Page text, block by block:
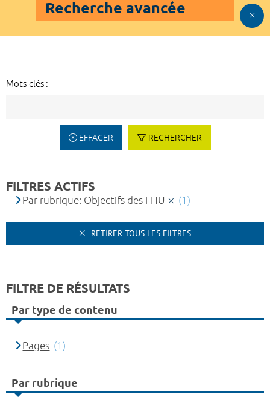
Recherche avancée
Mots-clés :
EFFACER RECHERCHER
FILTRES ACTIFS
Par rubrique: Objectifs des FHU (1)
RETIRER TOUS LES FILTRES
FILTRE DE RÉSULTATS
Par type de contenu
Pages (1)
Par rubrique